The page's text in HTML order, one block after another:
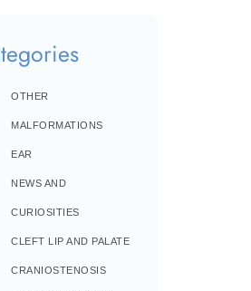
OTHER
MALFORMATIONS
EAR
NEWS AND
CURIOSITIES
CLEFT LIP AND PALATE
CRANIOSTENOSIS